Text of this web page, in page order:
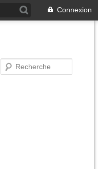
Connexion